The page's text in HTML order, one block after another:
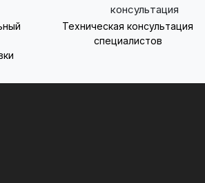
Техническая консультация
специалистов